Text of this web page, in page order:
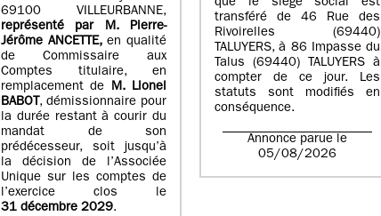
69100 VILLEURBANNE,
représenté par M.Pierre-
Jérôme ANCETTE, en qualité
de Commissaire aux
Comptes titulaire, en
remplacement de M.Lionel
BABOT, démissionnaire pour
la durée restant à courir du
mandat de son
prédécesseur, soit jusqu’à
la décision de l’Associée
Unique sur les comptes de
l’exercice clos le
31 décembre 2029.
que le siège social est
transféré de 46 Rue des
Rivoirelles (69440)
TALUYERS, à 86 Impasse du
Talus (69440) TALUYERS à
compter de ce jour. Les
statuts sont modifiés en
conséquence.
Annonce parue le
05/08/2026